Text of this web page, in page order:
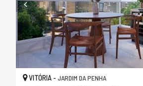
VITÓRIA - JARDIM DA PENHA